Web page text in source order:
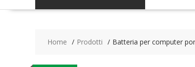
Home Prodotti Batteria per computer